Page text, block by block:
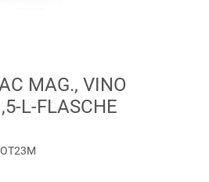
MAG., VINO
L-FLASCHE